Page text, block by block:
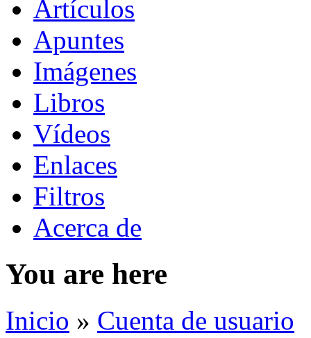
Artículos
Apuntes
Imágenes
Libros
Vídeos
Enlaces
Filtros
Acerca de
You are here
Inicio » Cuenta de usuario